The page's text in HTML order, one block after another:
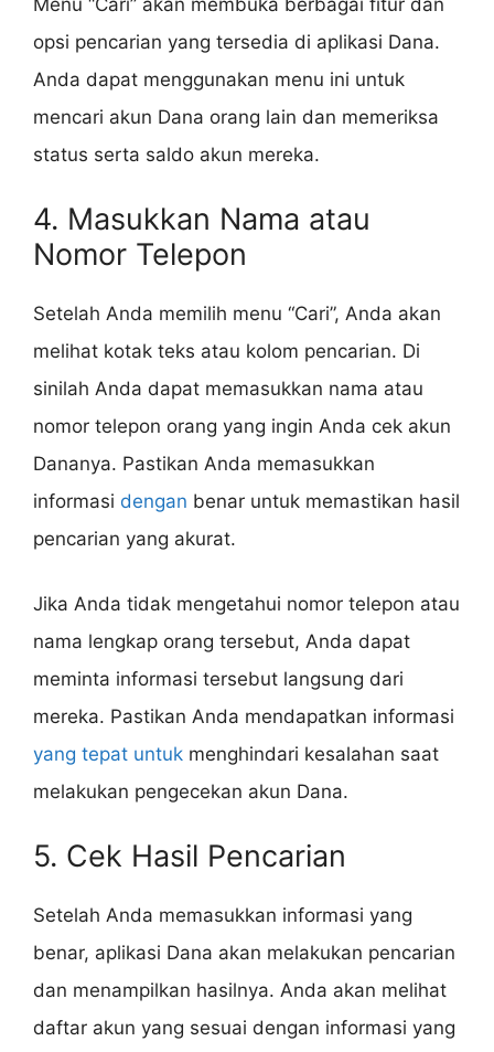
Menu “Cari” akan membuka berbagai fitur dan
opsi pencarian yang tersedia di aplikasi Dana.
Anda dapat menggunakan menu ini untuk
mencari akun Dana orang lain dan memeriksa
status serta saldo akun mereka.
4. Masukkan Nama atau
Nomor Telepon
Setelah Anda memilih menu “Cari”, Anda akan
melihat kotak teks atau kolom pencarian. Di
sinilah Anda dapat memasukkan nama atau
nomor telepon orang yang ingin Anda cek akun
Dananya. Pastikan Anda memasukkan
informasi dengan benar untuk memastikan hasil
pencarian yang akurat.
Jika Anda tidak mengetahui nomor telepon atau
nama lengkap orang tersebut, Anda dapat
meminta informasi tersebut langsung dari
mereka. Pastikan Anda mendapatkan informasi
yang tepat untuk menghindari kesalahan saat
melakukan pengecekan akun Dana.
5. Cek Hasil Pencarian
Setelah Anda memasukkan informasi yang
benar, aplikasi Dana akan melakukan pencarian
dan menampilkan hasilnya. Anda akan melihat
daftar akun yang sesuai dengan informasi yang